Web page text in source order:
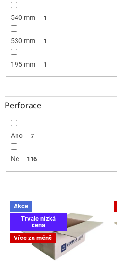
540 mm 1
530 mm 1
195 mm 1
Perforace
Ano 7
Ne 116
V Akce
Trvale nízká
cena
Více za méně